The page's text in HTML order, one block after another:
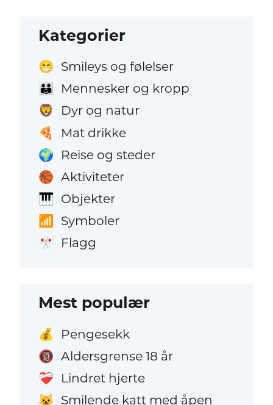
Kategorier
😁 Smileys og følelser
👪 Mennesker og kropp
🦁 Dyr og natur
🍕 Mat drikke
🌍 Reise og steder
🏀 Aktiviteter
🎹 Objekter
📶 Symboler
🎌 Flagg
Mest populær
💰 Pengesekk
🔞 Aldersgrense 18 år
❤️‍🩹 Lindret hjerte
😺 Smilende katt med åpen